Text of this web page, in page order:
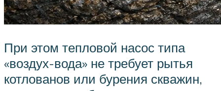
При этом тепловой насос типа
«воздух-вода» не требует рытья
котлованов или бурения скважин,